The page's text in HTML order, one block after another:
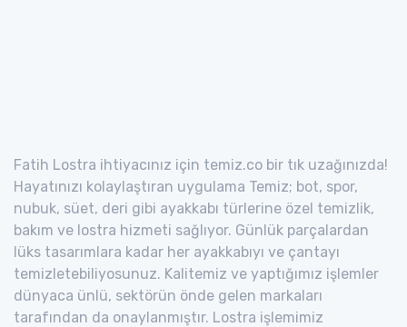
Fatih Lostra ihtiyacınız için temiz.co bir tık uzağınızda!
Hayatınızı kolaylaştıran uygulama Temiz; bot, spor,
nubuk, süet, deri gibi ayakkabı türlerine özel temizlik,
bakım ve lostra hizmeti sağlıyor. Günlük parçalardan
lüks tasarımlara kadar her ayakkabıyı ve çantayı
temizletebiliyosunuz. Kalitemiz ve yaptığımız işlemler
dünyaca ünlü, sektörün önde gelen markaları
tarafından da onaylanmıştır. Lostra işlemimiz